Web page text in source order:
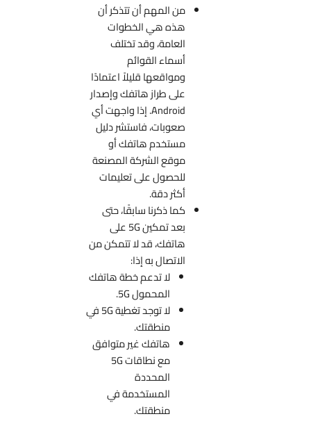
من المهم أن تتذكر أن
هذه هي الخطوات
العامة، وقد تختلف
أسماء القوائم
ومواقعها قليلاً اعتمادًا
على طراز هاتفك وإصدار
Android. إذا واجهت أي
صعوبات، فاستشر دليل
مستخدم هاتفك أو
موقع الشركة المصنعة
للحصول على تعليمات
أكثر دقة.
كما ذكرنا سابقًا، حتى
بعد تمكين 5G على
هاتفك، قد لا تتمكن من
الاتصال به إذا:
لا تدعم خطة هاتفك
المحمول 5G.
لا توجد تغطية 5G في
منطقتك.
هاتفك غير متوافق
مع نطاقات 5G
المحددة
المستخدمة في
منطقتك.